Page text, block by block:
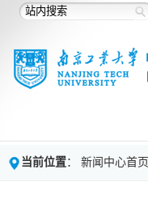
当前位置： 新闻中心首页